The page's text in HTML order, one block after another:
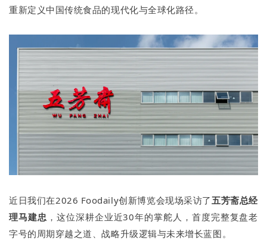
重新定义中国传统食品的现代化与全球化路径。
近日我们在2026 Foodaily创新博览会现场采访了五芳斋总经
理马建忠 ，这位深耕企业近30年的掌舵人，首度完整复盘老
字号的周期穿越之道、战略升级逻辑与未来增长蓝图。